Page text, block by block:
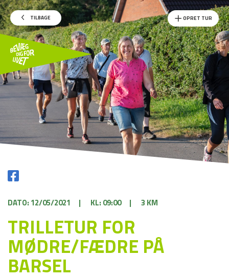
TILBAGE OPRET TUR
DATO: 12/05/2021 | KL: 09:00 | 3 KM
TRILLETUR FOR
MØDRE/FÆDRE PÅ
BARSEL